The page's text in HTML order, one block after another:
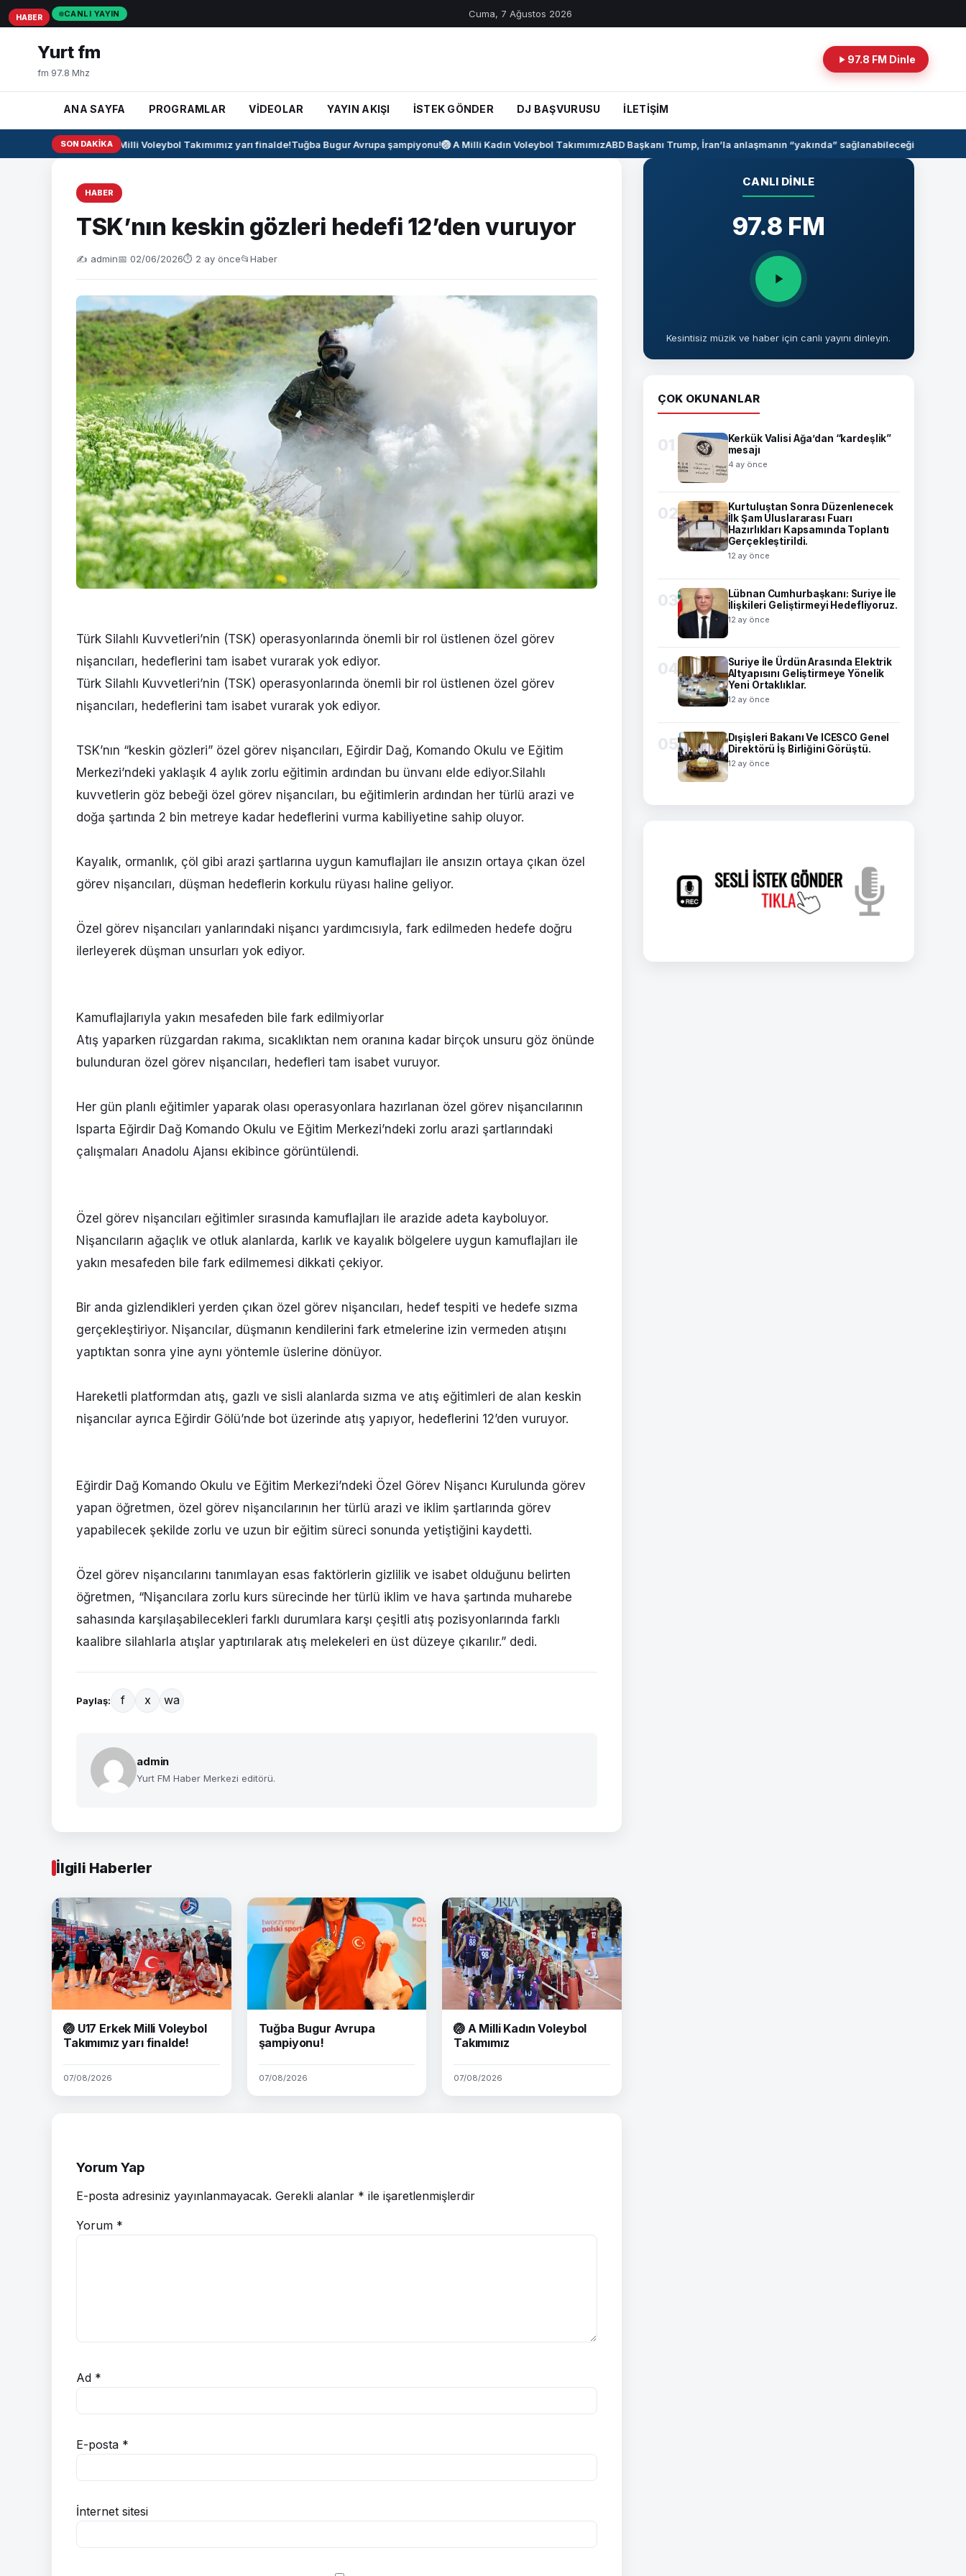
CANLI YAYIN Cuma, 7 Ağustos 2026
Yurt fm
fm 97.8 Mhz
97.8 FM Dinle
ANA SAYFA PROGRAMLAR VİDEOLAR YAYIN AKIŞI İSTEK GÖNDER DJ BAŞVURUSU İLETİŞİM
SON DAKIKA
🏐 U17 Erkek Milli Voleybol Takımımız yarı finalde!Tuğba Bugur Avrupa şampiyonu!🏐 A Milli Kadın Voleybol TakımımızABD Başkanı Trump, İran’la anlaşmanın “yakında” sağlanabileceğini söyledi
HABER
TSK’nın keskin gözleri hedefi 12’den vuruyor
✍️ admin📅 02/06/2026⏱ 2 ay önce📂Haber
Türk Silahlı Kuvvetleri’nin (TSK) operasyonlarında önemli bir rol üstlenen özel görev
nişancıları, hedeflerini tam isabet vurarak yok ediyor.
Türk Silahlı Kuvvetleri’nin (TSK) operasyonlarında önemli bir rol üstlenen özel görev
nişancıları, hedeflerini tam isabet vurarak yok ediyor.
TSK’nın “keskin gözleri” özel görev nişancıları, Eğirdir Dağ, Komando Okulu ve Eğitim
Merkezi’ndeki yaklaşık 4 aylık zorlu eğitimin ardından bu ünvanı elde ediyor.Silahlı
kuvvetlerin göz bebeği özel görev nişancıları, bu eğitimlerin ardından her türlü arazi ve
doğa şartında 2 bin metreye kadar hedeflerini vurma kabiliyetine sahip oluyor.
Kayalık, ormanlık, çöl gibi arazi şartlarına uygun kamuflajları ile ansızın ortaya çıkan özel
görev nişancıları, düşman hedeflerin korkulu rüyası haline geliyor.
Özel görev nişancıları yanlarındaki nişancı yardımcısıyla, fark edilmeden hedefe doğru
ilerleyerek düşman unsurları yok ediyor.
Kamuflajlarıyla yakın mesafeden bile fark edilmiyorlar
Atış yaparken rüzgardan rakıma, sıcaklıktan nem oranına kadar birçok unsuru göz önünde
bulunduran özel görev nişancıları, hedefleri tam isabet vuruyor.
Her gün planlı eğitimler yaparak olası operasyonlara hazırlanan özel görev nişancılarının
Isparta Eğirdir Dağ Komando Okulu ve Eğitim Merkezi’ndeki zorlu arazi şartlarındaki
çalışmaları Anadolu Ajansı ekibince görüntülendi.
Özel görev nişancıları eğitimler sırasında kamuflajları ile arazide adeta kayboluyor.
Nişancıların ağaçlık ve otluk alanlarda, karlık ve kayalık bölgelere uygun kamuflajları ile
yakın mesafeden bile fark edilmemesi dikkati çekiyor.
Bir anda gizlendikleri yerden çıkan özel görev nişancıları, hedef tespiti ve hedefe sızma
gerçekleştiriyor. Nişancılar, düşmanın kendilerini fark etmelerine izin vermeden atışını
yaptıktan sonra yine aynı yöntemle üslerine dönüyor.
Hareketli platformdan atış, gazlı ve sisli alanlarda sızma ve atış eğitimleri de alan keskin
nişancılar ayrıca Eğirdir Gölü’nde bot üzerinde atış yapıyor, hedeflerini 12’den vuruyor.
Eğirdir Dağ Komando Okulu ve Eğitim Merkezi’ndeki Özel Görev Nişancı Kurulunda görev
yapan öğretmen, özel görev nişancılarının her türlü arazi ve iklim şartlarında görev
yapabilecek şekilde zorlu ve uzun bir eğitim süreci sonunda yetiştiğini kaydetti.
Özel görev nişancılarını tanımlayan esas faktörlerin gizlilik ve isabet olduğunu belirten
öğretmen, “Nişancılara zorlu kurs sürecinde her türlü iklim ve hava şartında muharebe
sahasında karşılaşabilecekleri farklı durumlara karşı çeşitli atış pozisyonlarında farklı
kaalibre silahlarla atışlar yaptırılarak atış melekeleri en üst düzeye çıkarılır.” dedi.
Paylaş: f x wa
admin
Yurt FM Haber Merkezi editörü.
İlgili Haberler
HABER
🏐 U17 Erkek Milli Voleybol
Takımımız yarı finalde!
07/08/2026
HABER
Tuğba Bugur Avrupa
şampiyonu!
07/08/2026
HABER
🏐 A Milli Kadın Voleybol
Takımımız
07/08/2026
Yorum Yap
E-posta adresiniz yayınlanmayacak. Gerekli alanlar * ile işaretlenmişlerdir
Yorum *
Ad *
E-posta *
İnternet sitesi
CANLI DINLE
97.8 FM
Kesintisiz müzik ve haber için canlı yayını dinleyin.
ÇOK OKUNANLAR
01
Kerkük Valisi Ağa’dan “kardeşlik”
mesajı
4 ay önce
02
Kurtuluştan Sonra Düzenlenecek
İlk Şam Uluslararası Fuarı
Hazırlıkları Kapsamında Toplantı
Gerçekleştirildi.
12 ay önce
03
Lübnan Cumhurbaşkanı: Suriye İle
İlişkileri Geliştirmeyi Hedefliyoruz.
12 ay önce
04
Suriye İle Ürdün Arasında Elektrik
Altyapısını Geliştirmeye Yönelik
Yeni Ortaklıklar.
12 ay önce
05
Dışişleri Bakanı Ve ICESCO Genel
Direktörü İş Birliğini Görüştü.
12 ay önce